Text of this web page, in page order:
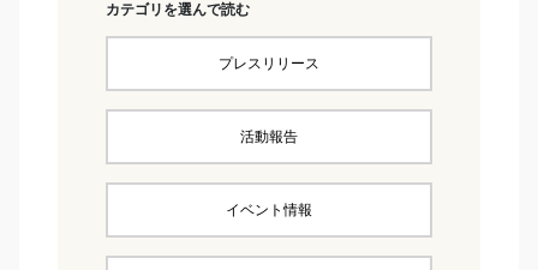
カテゴリを選んで読む
プレスリリース
活動報告
イベント情報